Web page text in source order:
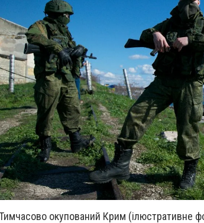
окупований Крим (ілюстративне